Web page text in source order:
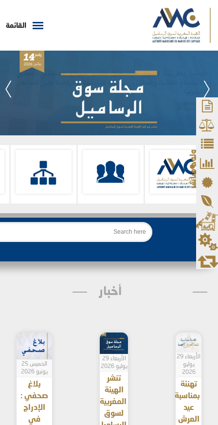
القائمة
بحث
أخبار
الأربعاء 29
يوليو
2026
تهنئة
بمناسبة
عيد
العرش
الأربعاء 29
يوليو 2026
تنشر
الهيئة
المغربية
لسوق
الخميس 25
يونيو 2026
بلاغ
صحفي :
الإدراج
في
ولوج مباشر